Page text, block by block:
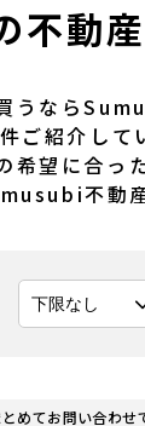
不動
うなら
ご紹介し
希望に合っ
不動
めてお問い合わせ